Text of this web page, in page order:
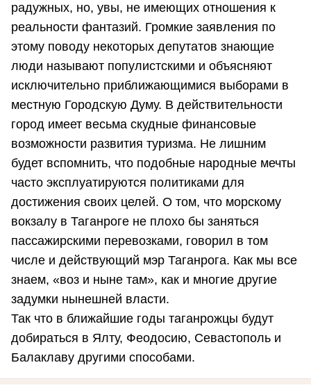
радужных, но, увы, не имеющих отношения к
реальности фантазий. Громкие заявления по
этому поводу некоторых депутатов знающие
люди называют популистскими и объясняют
исключительно приближающимися выборами в
местную Городскую Думу. В действительности
город имеет весьма скудные финансовые
возможности развития туризма. Не лишним
будет вспомнить, что подобные народные мечты
часто эксплуатируются политиками для
достижения своих целей. О том, что морскому
вокзалу в Таганроге не плохо бы заняться
пассажирскими перевозками, говорил в том
числе и действующий мэр Таганрога. Как мы все
знаем, «воз и ныне там», как и многие другие
задумки нынешней власти.
Так что в ближайшие годы таганрожцы будут
добираться в Ялту, Феодосию, Севастополь и
Балаклаву другими способами.